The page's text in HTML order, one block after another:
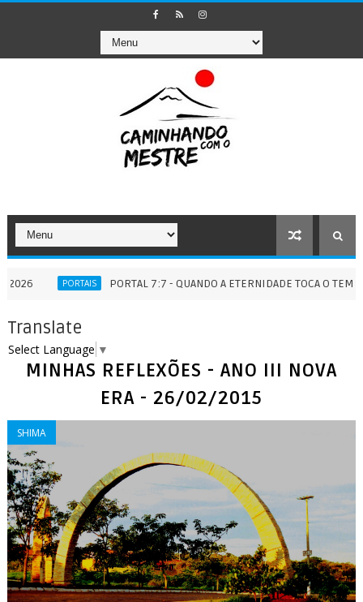
PORTAIS PORTAL 7:7 - QUANDO A ETERNIDADE TOCA O TEMPO - 07/
Translate
Select Language ▼
MINHAS REFLEXÕES - ANO III NOVA
ERA - 26/02/2015
SHIMA